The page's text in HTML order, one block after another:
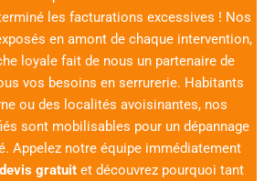
les facturations excessives ! Nos
en amont de chaque intervention,
loyale fait de nous un partenaire de
vos besoins en serrurerie. Habitants
ou des localités avoisinantes, nos
sont mobilisables pour un dépannage
Appelez notre équipe immédiatement
devis gratuit et découvrez pourquoi tant